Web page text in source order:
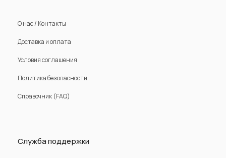
О нас / Контакты
Доставка и оплата
Условия соглашения
Политика безопасности
Справочник (FAQ)
Служба поддержки